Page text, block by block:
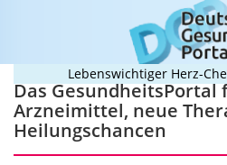
Lebenswichtiger Herz-Check:
Das
Arzneimittel, neue
Heilungschancen